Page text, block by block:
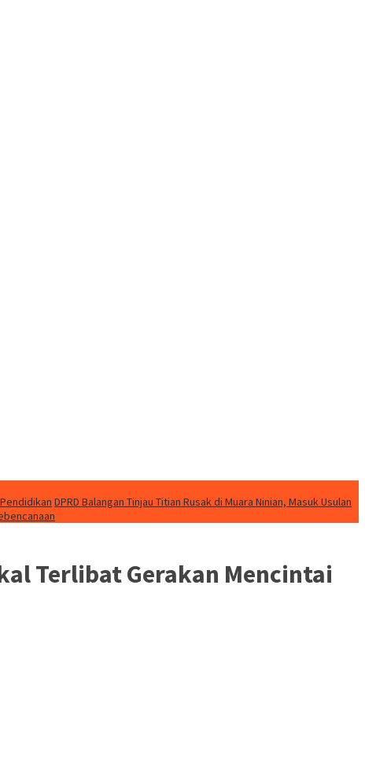
DPRD Balangan Tinjau Titian Rusak di Muara Ninian, Masuk Usulan
Terlibat Gerakan Mencintai